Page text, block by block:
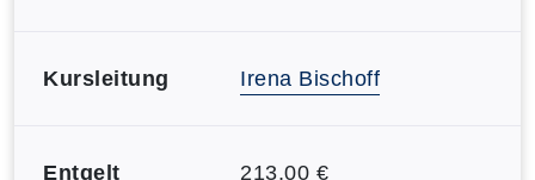
Kursleitung Irena Bischoff
Entgelt 213,00 €